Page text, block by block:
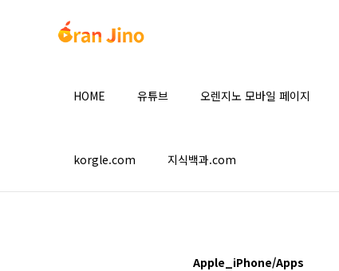
HOME 유튜브 오렌지노 모바일 페이지
korgle.com 지식백과.com
Apple_iPhone/Apps